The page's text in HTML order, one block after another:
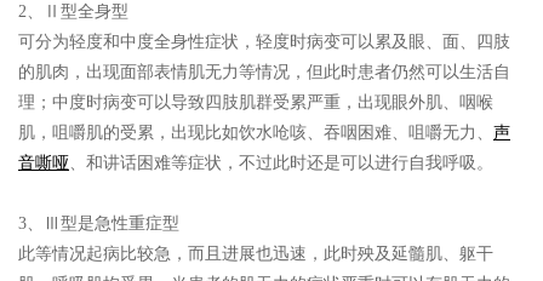
2、
Ⅱ型全身型
可分为轻度和中度全身性症状，轻度时病变可以累及眼、面、四肢
的肌肉，出现面部表情肌无力等情况，但此时患者仍然可以生活自
理；中度时病变可以导致四肢肌群受累严重，出现眼外肌、咽喉
肌，咀嚼肌的受累，出现比如饮水呛咳、吞咽困难、咀嚼无力、 声
音嘶哑 、和讲话困难等症状，不过此时还是可以进行自我呼吸。
3、
Ⅲ型是急性重症型
此等情况起病比较急，而且进展也迅速，此时殃及延髓肌、躯干